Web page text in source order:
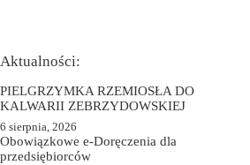
Aktualności:
PIELGRZYMKA RZEMIOSŁA DO
KALWARII ZEBRZYDOWSKIEJ
6 sierpnia, 2026
Obowiązkowe e-Doręczenia dla
przedsiębiorców